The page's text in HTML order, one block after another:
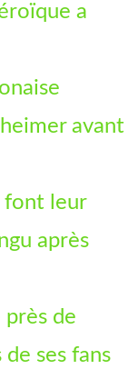
a
avant
font leur
après
de
ses fans